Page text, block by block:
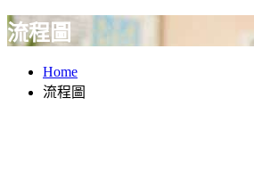
流程圖
Home
流程圖